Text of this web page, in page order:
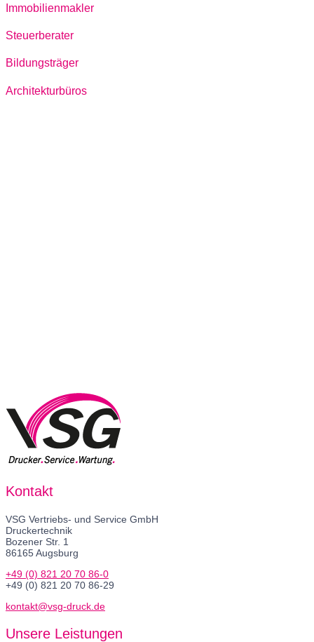
Immobilienmakler
Steuerberater
Bildungsträger
Architekturbüros
Kontakt
VSG Vertriebs- und Service GmbH
Druckertechnik
Bozener Str. 1
86165 Augsburg
+49 (0) 821 20 70 86-0
+49 (0) 821 20 70 86-29
kontakt@vsg-druck.de
Unsere Leistungen